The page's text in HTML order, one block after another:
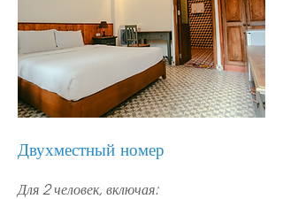
Двухместный номер
Для 2 человек, включая: